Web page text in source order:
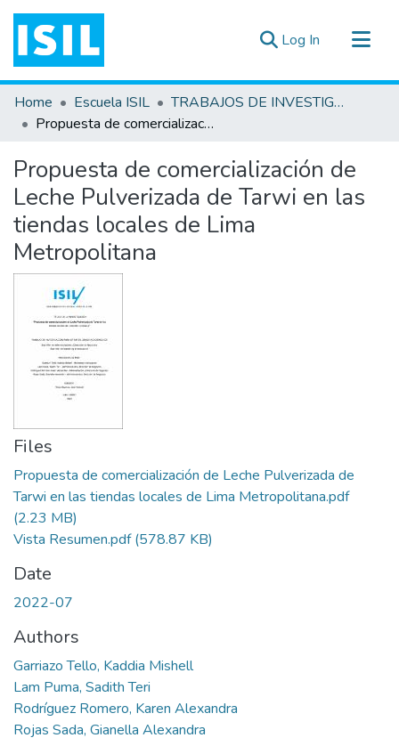
Log In (current)
All of DSpace
Statistics
Documentos ▾
Home Escuela ISIL
TRABAJOS DE INVESTIGACIÓN
Propuesta de comercialización de Leche Pulverizada de Tarwi en las tiendas locales de Lima Metropolitana
Propuesta de comercialización de
Leche Pulverizada de Tarwi en las
tiendas locales de Lima
Metropolitana
Files
Propuesta de comercialización de Leche Pulverizada de
Tarwi en las tiendas locales de Lima Metropolitana.pdf
(2.23 MB)
Vista Resumen.pdf(578.87 KB)
Date
2022-07
Authors
Garriazo Tello, Kaddia Mishell
Lam Puma, Sadith Teri
Rodríguez Romero, Karen Alexandra
Rojas Sada, Gianella Alexandra